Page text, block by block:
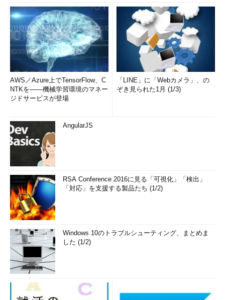
AWS／Azure上でTensorFlow、C
NTKを――機械学習環境のマネー
ジドサービスが登場
「LINE」に「Webカメラ」、の
ぞき見られた1月 (1/3)
AngularJS
RSA Conference 2016に見る「可視化」「検出」
「対応」を支援する製品たち (1/2)
Windows 10のトラブルシューティング、まとめま
した (1/2)